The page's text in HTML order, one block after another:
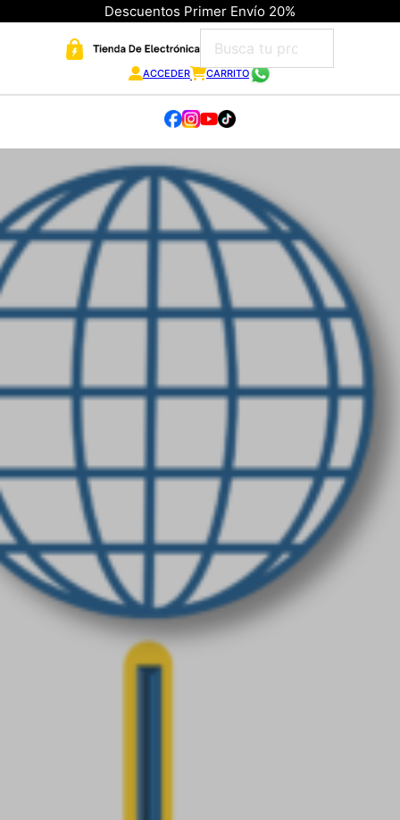
Descuentos Primer Envío 20%
ACCEDER CARRITO